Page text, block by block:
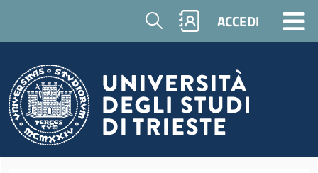
Salta al contenuto principale
Cerca ACCEDI